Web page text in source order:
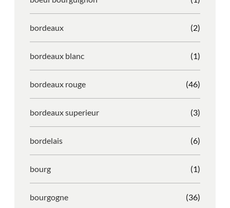
bordeaux (2)
bordeaux blanc (1)
bordeaux rouge (46)
bordeaux superieur (3)
bordelais (6)
bourg (1)
bourgogne (36)